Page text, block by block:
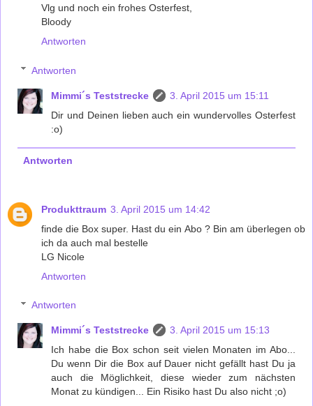
Vlg und noch ein frohes Osterfest,
Bloody
Antworten
Antworten
Mimmi´s Teststrecke
3. April 2015 um 15:11
Dir und Deinen lieben auch ein wundervolles Osterfest
:o)
Antworten
Produkttraum 3. April 2015 um 14:42
finde die Box super. Hast du ein Abo ? Bin am überlegen ob
ich da auch mal bestelle
LG Nicole
Antworten
Antworten
Mimmi´s Teststrecke
3. April 2015 um 15:13
Ich habe die Box schon seit vielen Monaten im Abo...
Du wenn Dir die Box auf Dauer nicht gefällt hast Du ja
auch die Möglichkeit, diese wieder zum nächsten
Monat zu kündigen... Ein Risiko hast Du also nicht ;o)